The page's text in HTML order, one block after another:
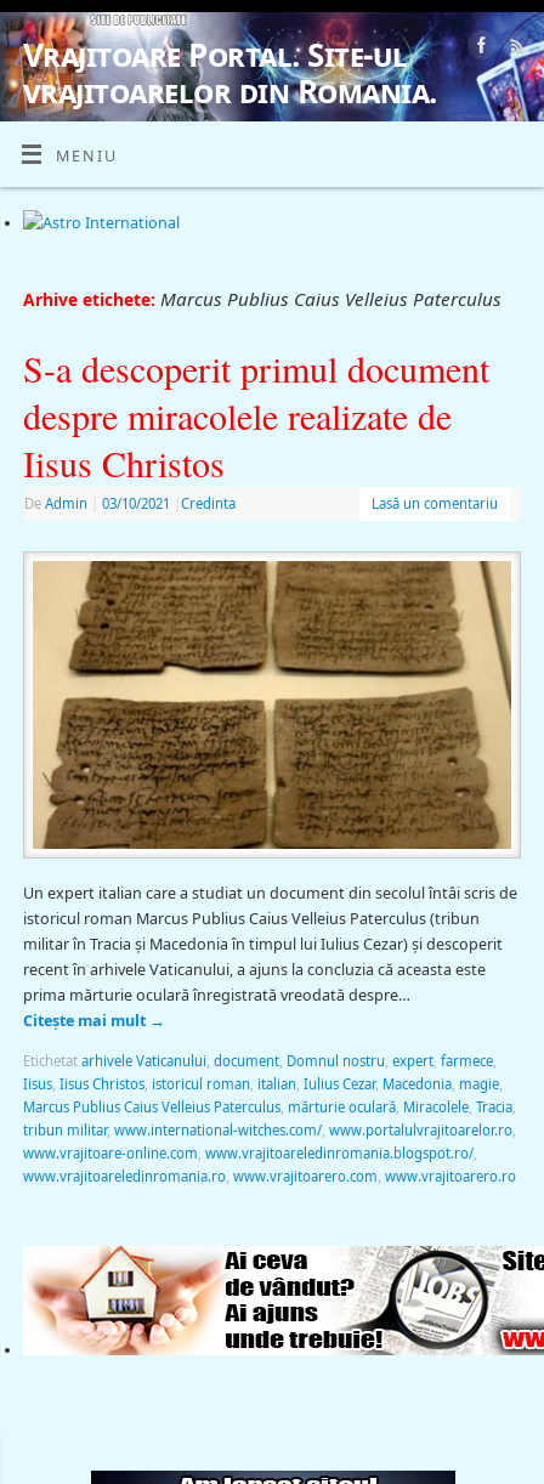
Vrajitoare Portal. Site-ul
vrajitoarelor din Romania.
VRAJITOARE, VRAJITOARELE, VRAJITOARE
MENIU
Arhive etichete: Marcus Publius Caius Velleius Paterculus
S-a descoperit primul document
despre miracolele realizate de
Iisus Christos
De Admin 03/10/2021 Credinta Lasă un comentariu
Un expert italian care a studiat un document din secolul întâi scris de
istoricul roman Marcus Publius Caius Velleius Paterculus (tribun
militar în Tracia şi Macedonia în timpul lui Iulius Cezar) şi descoperit
recent în arhivele Vaticanului, a ajuns la concluzia că aceasta este
prima mărturie oculară înregistrată vreodată despre…
Citește mai mult →
Etichetat arhivele Vaticanului document, Domnul nostru expert, farmece,
Iisus, Iisus Christos, istoricul roman italian Iulius Cezar, Macedonia, magie,
Marcus Publius Caius Velleius Paterculus, mărturie oculară, Miracolele, Tracia,
tribun militar, www.international-witches.com/, www.portalulvrajitoarelor.ro,
www.vrajitoare-online.com www.vrajitoareledinromania.blogspot.ro/,
www.vrajitoareledinromania.ro, www.vrajitoarero.com www.vrajitoarero.ro